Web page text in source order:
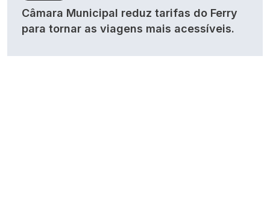
Câmara Municipal reduz tarifas do Ferry
para tornar as viagens mais acessíveis.